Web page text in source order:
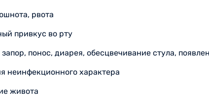
рвота
привкус во рту
понос, диарея, обесцвечивание стула,
неинфекционного характера
живота